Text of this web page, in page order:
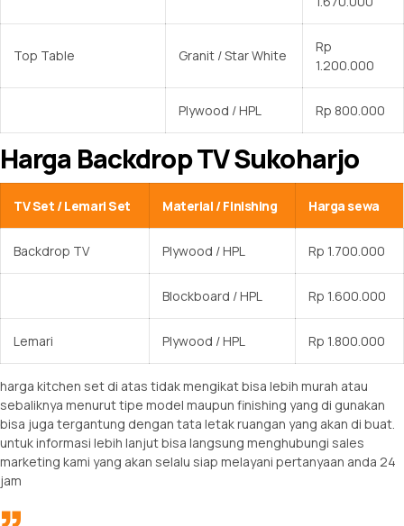
Top Table Granit / Star White
Rp
1.200.000
Plywood / HPL Rp 800.000
Harga Backdrop TV Sukoharjo
TV Set / Lemari Set Material / Finishing Harga sewa
Backdrop TV Plywood / HPL Rp 1.700.000
Blockboard / HPL Rp 1.600.000
Lemari Plywood / HPL Rp 1.800.000
harga kitchen set di atas tidak mengikat bisa lebih murah atau
sebaliknya menurut tipe model maupun finishing yang di gunakan
bisa juga tergantung dengan tata letak ruangan yang akan di buat.
untuk informasi lebih lanjut bisa langsung menghubungi sales
marketing kami yang akan selalu siap melayani pertanyaan anda 24
jam